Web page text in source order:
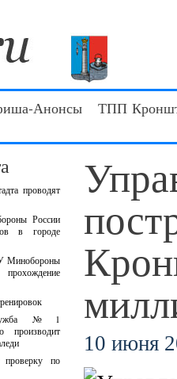
Анонсы ТПП
проводят
России
в городе
Минобороны
служба №1
производит
проверку по
10 июня